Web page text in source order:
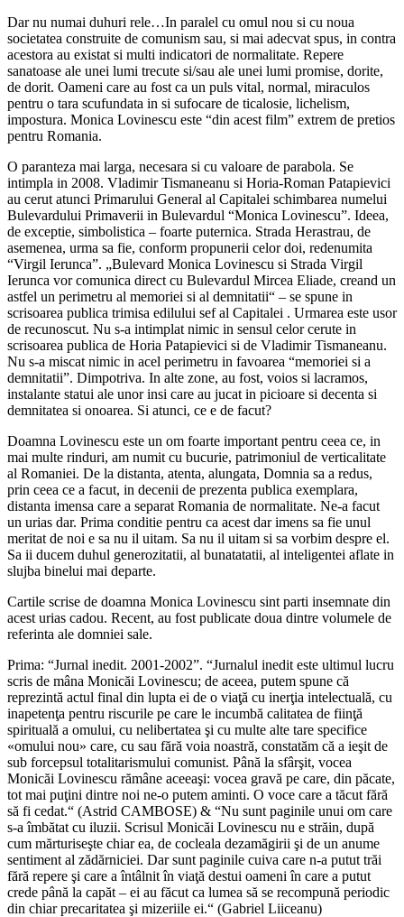
Dar nu numai duhuri rele…In paralel cu omul nou si cu noua
societatea construite de comunism sau, si mai adecvat spus, in contra
acestora au existat si multi indicatori de normalitate. Repere
sanatoase ale unei lumi trecute si/sau ale unei lumi promise, dorite,
de dorit. Oameni care au fost ca un puls vital, normal, miraculos
pentru o tara scufundata in si sufocare de ticalosie, lichelism,
impostura. Monica Lovinescu este “din acest film” extrem de pretios
pentru Romania.
O paranteza mai larga, necesara si cu valoare de parabola. Se
intimpla in 2008. Vladimir Tismaneanu si Horia-Roman Patapievici
au cerut atunci Primarului General al Capitalei schimbarea numelui
Bulevardului Primaverii in Bulevardul “Monica Lovinescu”. Ideea,
de exceptie, simbolistica – foarte puternica. Strada Herastrau, de
asemenea, urma sa fie, conform propunerii celor doi, redenumita
“Virgil Ierunca”. „Bulevard Monica Lovinescu si Strada Virgil
Ierunca vor comunica direct cu Bulevardul Mircea Eliade, creand un
astfel un perimetru al memoriei si al demnitatii“ – se spune in
scrisoarea publica trimisa edilului sef al Capitalei . Urmarea este usor
de recunoscut. Nu s-a intimplat nimic in sensul celor cerute in
scrisoarea publica de Horia Patapievici si de Vladimir Tismaneanu.
Nu s-a miscat nimic in acel perimetru in favoarea “memoriei si a
demnitatii”. Dimpotriva. In alte zone, au fost, voios si lacramos,
instalante statui ale unor insi care au jucat in picioare si decenta si
demnitatea si onoarea. Si atunci, ce e de facut?
Doamna Lovinescu este un om foarte important pentru ceea ce, in
mai multe rinduri, am numit cu bucurie, patrimoniul de verticalitate
al Romaniei. De la distanta, atenta, alungata, Domnia sa a redus,
prin ceea ce a facut, in decenii de prezenta publica exemplara,
distanta imensa care a separat Romania de normalitate. Ne-a facut
un urias dar. Prima conditie pentru ca acest dar imens sa fie unul
meritat de noi e sa nu il uitam. Sa nu il uitam si sa vorbim despre el.
Sa ii ducem duhul generozitatii, al bunatatatii, al inteligentei aflate in
slujba binelui mai departe.
Cartile scrise de doamna Monica Lovinescu sint parti insemnate din
acest urias cadou. Recent, au fost publicate doua dintre volumele de
referinta ale domniei sale.
Prima: “Jurnal inedit. 2001-2002”. “Jurnalul inedit este ultimul lucru
scris de mâna Monicăi Lovinescu; de aceea, putem spune că
reprezintă actul final din lupta ei de o viaţă cu inerţia intelectuală, cu
inapetenţa pentru riscurile pe care le incumbă calitatea de fiinţă
spirituală a omului, cu nelibertatea şi cu multe alte tare specifice
«omului nou» care, cu sau fără voia noastră, constatăm că a ieşit de
sub forcepsul totalitarismului comunist. Până la sfârşit, vocea
Monicăi Lovinescu rămâne aceeaşi: vocea gravă pe care, din păcate,
tot mai puţini dintre noi ne-o putem aminti. O voce care a tăcut fără
să fi cedat.“ (Astrid CAMBOSE) & “Nu sunt paginile unui om care
s-a îmbătat cu iluzii. Scrisul Monicăi Lovinescu nu e străin, după
cum mărturiseşte chiar ea, de cocleala dezamăgirii şi de un anume
sentiment al zădărniciei. Dar sunt paginile cuiva care n-a putut trăi
fără repere şi care a întâlnit în viaţă destui oameni în care a putut
crede până la capăt – ei au făcut ca lumea să se recompună periodic
din chiar precaritatea şi mizeriile ei.“ (Gabriel Liiceanu)